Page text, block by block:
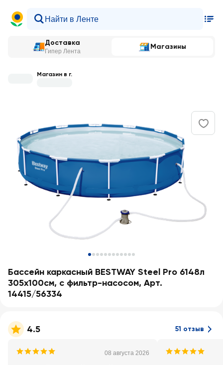
Доставка
Гипер Лента
Магазины
Магазин в г.
Бассейн каркасный BESTWAY Steel Pro 6148л
305х100см, с фильтр-насосом, Арт.
14415/56334
4.5 51 отзыв
08 августа 2026